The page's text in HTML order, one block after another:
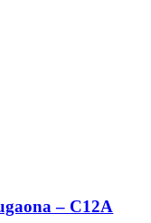
– C12A